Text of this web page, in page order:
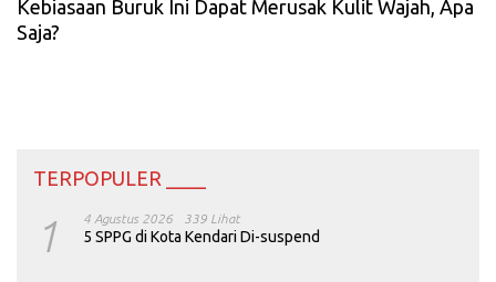
Kebiasaan Buruk Ini Dapat Merusak Kulit Wajah, Apa
Saja?
TERPOPULER ____
1 4 Agustus 2026 339 Lihat
5 SPPG di Kota Kendari Di-suspend